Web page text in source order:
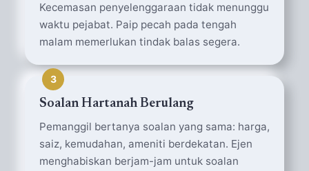
Kecemasan penyelenggaraan tidak menunggu
waktu pejabat. Paip pecah pada tengah
malam memerlukan tindak balas segera.
3
Soalan Hartanah Berulang
Pemanggil bertanya soalan yang sama: harga,
saiz, kemudahan, ameniti berdekatan. Ejen
menghabiskan berjam-jam untuk soalan